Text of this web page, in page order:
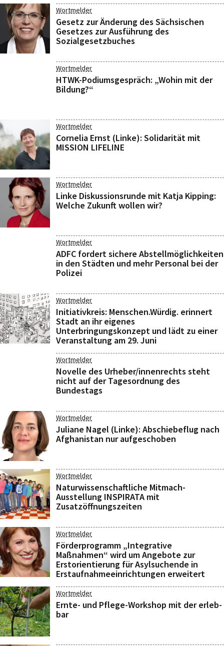
Wortmelder
Gesetz zur Änderung des Sächsischen
Gesetzes zur Ausführung des
Sozialgesetzbuches
Wortmelder
HTWK-Podiumsgespräch: „Wohin mit der
Bildung?“
Wortmelder
Cornelia Ernst (Linke): Solidarität mit
MISSION LIFELINE
Wortmelder
Linke Diskussionsrunde mit Katja Kipping:
Welche Zukunft wollen wir?
Wortmelder
ADFC fordert sichere Abstellmöglichkeiten
in den Städten und mehr Personal bei der
Polizei
Wortmelder
Initiativkreis: Menschen.Würdig. erinnert
Stadt an ihr eigenes
Unterbringungskonzept und lädt zu einer
Veranstaltung am 29. Juni
Wortmelder
Novelle des Urheber/innenrechts steht
nicht auf der Tagesordnung des
Bundestags
Wortmelder
Juliane Nagel (Linke): Abschiebeflug nach
Afghanistan nur aufgeschoben
Wortmelder
Naturwissenschaftliche Mitmach-
Ausstellung INSPIRATA mit
Zusatzöffnungszeiten
Wortmelder
Förderprogramm „Integrative
Maßnahmen“ wird um Angebote zur
Erstorientierung für Asylsuchende in
Erstaufnahmeeinrichtungen erweitert
Wortmelder
Ernte- und Pflege-Workshop mit der erleb-
bar